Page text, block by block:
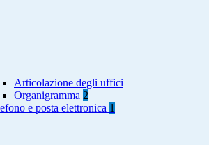
Articolazione degli uffici
Organigramma 2
e posta elettronica 1